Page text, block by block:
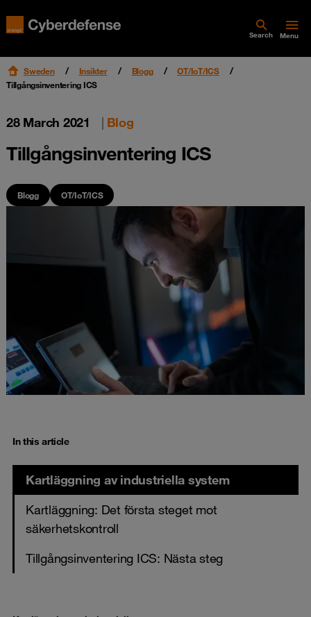
Search Menu
Sweden Insikter Blogg
OT/IoT/ICS
Tillgångsinventering ICS
28 March 2021 | Blog
Tillgångsinventering ICS
Blogg OT/IoT/ICS
In this article
Kartläggning av industriella system
Kartläggning: Det första steget mot
säkerhetskontroll
Tillgångsinventering ICS: Nästa steg